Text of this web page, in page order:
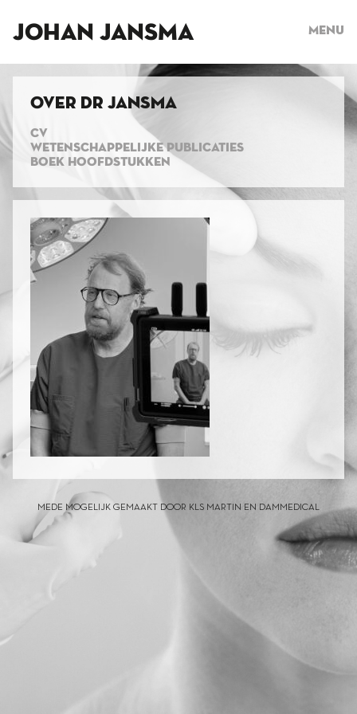
JOHAN JANSMA Menu
Over dr Jansma
CV
WETENSCHAPPELIJKE PUBLICATIES
BOEK HOOFDSTUKKEN
MEDE MOGELIJK GEMAAKT DOOR KLS MARTIN EN DAMMEDICAL